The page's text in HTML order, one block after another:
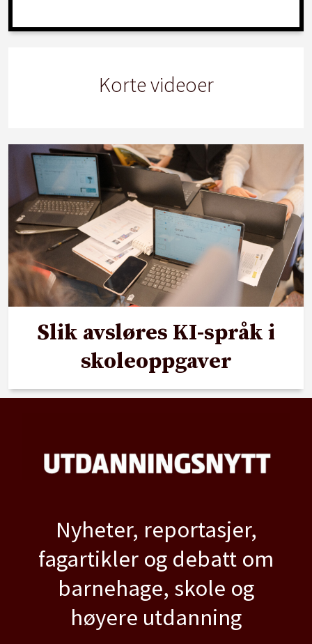
Korte videoer
Slik avsløres KI-språk i
skoleoppgaver
Nyheter, reportasjer,
fagartikler og debatt om
barnehage, skole og
høyere utdanning